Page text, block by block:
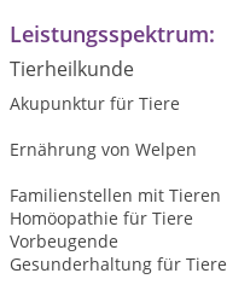
Leistungsspektrum:
Tierheilkunde
Akupunktur für Tiere
Ernährung von Welpen
Familienstellen mit Tieren
Homöopathie für Tiere
Vorbeugende
Gesunderhaltung für Tiere